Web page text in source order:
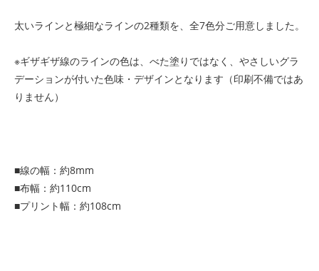
太いラインと極細なラインの2種類を、全7色分ご用意しました。
※ギザギザ線のラインの色は、べた塗りではなく、やさしいグラ
デーションが付いた色味・デザインとなります（印刷不備ではあ
りません）
■線の幅：約8mm
■布幅：約110cm
■プリント幅：約108cm